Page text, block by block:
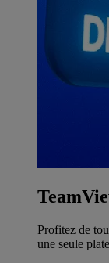
Profitez de
une seule